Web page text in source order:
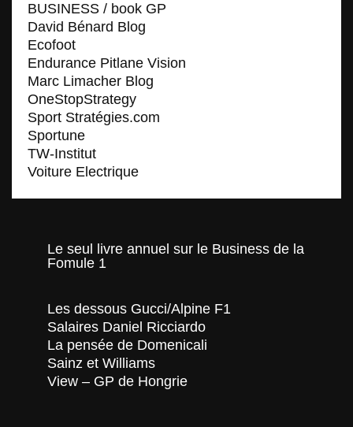
BUSINESS / book GP
David Bénard Blog
Ecofoot
Endurance Pitlane Vision
Marc Limacher Blog
OneStopStrategy
Sport Stratégies.com
Sportune
TW-Institut
Voiture Electrique
Le seul livre annuel sur le Business de la
Fomule 1
Les dessous Gucci/Alpine F1
Salaires Daniel Ricciardo
La pensée de Domenicali
Sainz et Williams
View – GP de Hongrie